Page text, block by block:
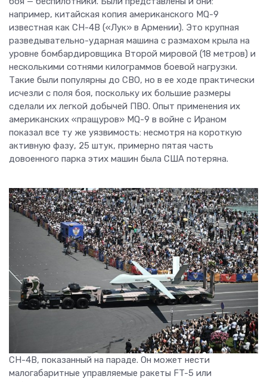
например, китайская копия американского MQ-9
известная как CH-4B («Лук» в Армении). Это крупная
разведывательно-ударная машина с размахом крыла на
уровне бомбардировщика Второй мировой (18 метров) и
несколькими сотнями килограммов боевой нагрузки.
Такие были популярны до СВО, но в ее ходе практически
исчезли с поля боя, поскольку их большие размеры
сделали их легкой добычей ПВО. Опыт применения их
американских «пращуров» MQ-9 в войне с Ираном
показал все ту же уязвимость: несмотря на короткую
активную фазу, 25 штук, примерно пятая часть
довоенного парка этих машин была США потеряна.
CH-4B, показанный на параде. Он может нести
малогабаритные управляемые ракеты FT-5 или